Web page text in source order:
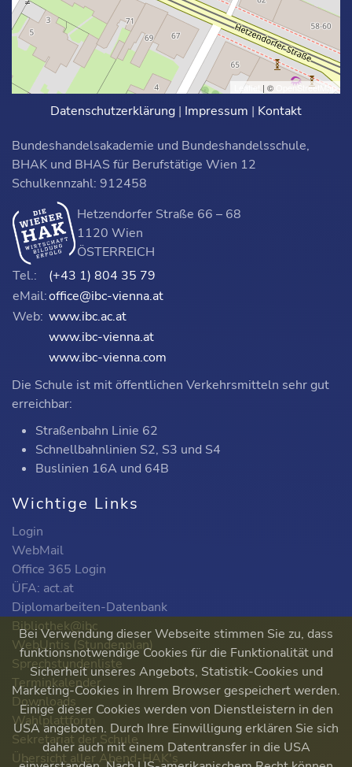
Leaflet | © OpenStreetMap
Datenschutzerklärung | Impressum | Kontakt
Bundeshandelsakademie und Bundeshandelsschule,
BHAK und BHAS für Berufstätige Wien 12
Schulkennzahl: 912458
Hetzendorfer Straße 66 – 68
1120 Wien
ÖSTERREICH
Tel.:
(+43 1) 804 35 79
eMail:office@ibc-vienna.at
Web: www.ibc.ac.at
www.ibc-vienna.at
www.ibc-vienna.com
Die Schule ist mit öffentlichen Verkehrsmitteln sehr gut
erreichbar:
Straßenbahn Linie 62
Schnellbahnlinien S2, S3 und S4
Buslinien 16A und 64B
Wichtige Links
Login
WebMail
Office 365 Login
ÜFA: act.at
Diplomarbeiten-Datenbank
Bibliothek@ibc
WebUntis (Stundenplan)
Sprechstundenliste
Terminkalender
Downloads
Wahlplattform
Sekretariat der Schule
Übersicht aller Abend-HAK's
Bei Verwendung dieser Webseite stimmen Sie zu, dass
funktionsnotwendige Cookies für die Funktionalität und
Sicherheit unseres Angebots, Statistik-Cookies und
Marketing-Cookies in Ihrem Browser gespeichert werden.
Einige dieser Cookies werden von Dienstleistern in den
USA angeboten. Durch Ihre Einwilligung erklären Sie sich
daher auch mit einem Datentransfer in die USA